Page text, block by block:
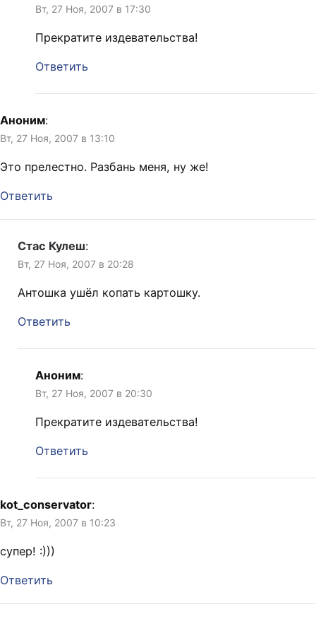
Вт, 27 Ноя, 2007 в 17:30
Прекратите издевательства!
Ответить
Аноним:
Вт, 27 Ноя, 2007 в 13:10
Это прелестно. Разбань меня, ну же!
Ответить
Стас Кулеш:
Вт, 27 Ноя, 2007 в 20:28
Антошка ушёл копать картошку.
Ответить
Аноним:
Вт, 27 Ноя, 2007 в 20:30
Прекратите издевательства!
Ответить
kot_conservator:
Вт, 27 Ноя, 2007 в 10:23
супер! :)))
Ответить